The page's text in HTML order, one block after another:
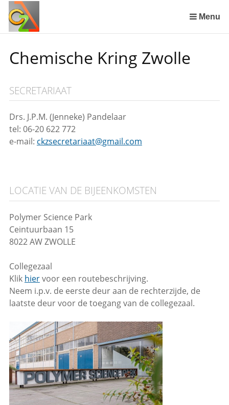
links
over
naar
de
Spring
naar
het
menu
Menu
Chemische Kring Zwolle
SECRETARIAAT
Drs. J.P.M. (Jenneke) Pandelaar
tel: 06-20 622 772
e-mail: ckzsecretariaat@gmail.com
LOCATIE VAN DE BIJEENKOMSTEN
Polymer Science Park
Ceintuurbaan 15
8022 AW ZWOLLE
Collegezaal
Klik hiervoor een routebeschrijving.
Neem i.p.v. de eerste deur aan de rechterzijde, de
laatste deur voor de toegang van de collegezaal.